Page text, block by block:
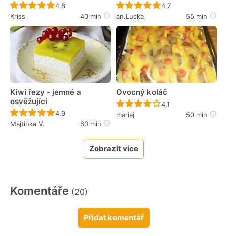
Recept ještě nebyl hodnocen
4,8
Kriss
40 min
Recept ještě nebyl
4,7
an.Lucka
55 min
Kiwi řezy - jemné a
osvěžující
Recept ještě nebyl hodnocen
4,9
Majtinka V.
60 min
Ovocný koláč
Recept ještě nebyl
4,1
mariaj
50 min
Zobrazit více
Komentáře (20)
Přidat komentář